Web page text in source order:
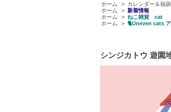
ホーム > カレンダー＆福袋
ホーム
> 新着情報
ホーム
> ねこ雑貨 cat
ホーム
> 🐈Uneven cats
シンジカトウ 遊園